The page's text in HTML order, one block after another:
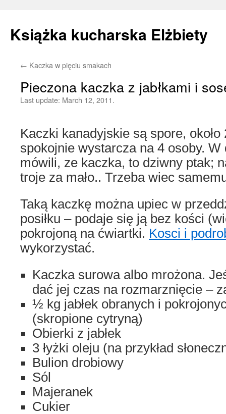
Książka kucharska Elżbiety
Skip
← Kaczka w pięciu smakach
Pieczona kaczka z jabłkami i
Last update: March 12, 2011.
Kaczki kanadyjskie są spore,
spokojnie wystarcza na 4 osoby. W
mówili, ze kaczka, to dziwny ptak;
troje za mało.. Trzeba wiec
Taką kaczkę można upiec w
posiłku – podaje się ją bez kości
pokrojoną na ćwiartki. Kosci i
wykorzystać.
Kaczka surowa albo mrożona.
dać jej czas na rozmarznięcie –
½ kg jabłek obranych i
(skropione cytryną)
Obierki z jabłek
3 łyżki oleju (na przykład
Bulion drobiowy
Sól
Majeranek
Cukier